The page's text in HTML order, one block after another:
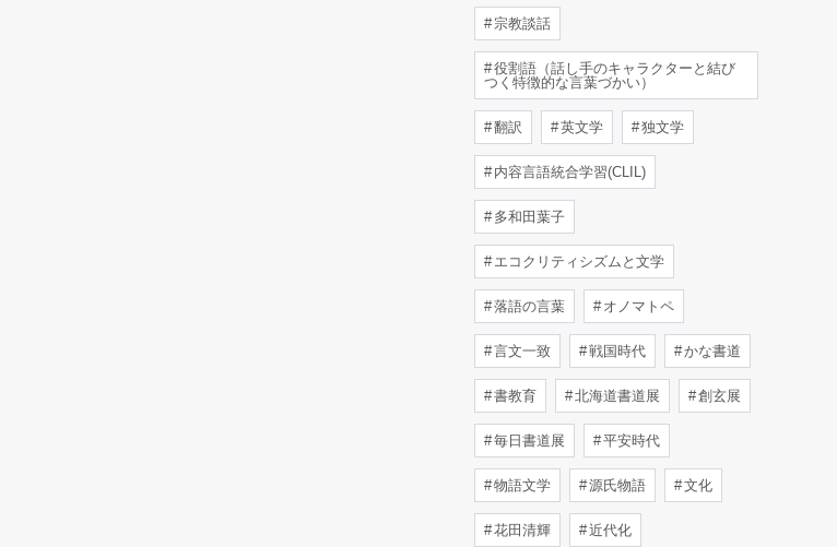
宗教談話
役割語（話し手のキャラクターと結び
つく特徴的な言葉づかい）
翻訳 英文学 独文学
内容言語統合学習(CLIL)
多和田葉子
エコクリティシズムと文学
落語の言葉 オノマトペ
言文一致 戦国時代 かな書道
書教育 北海道書道展 創玄展
毎日書道展 平安時代
物語文学 源氏物語 文化
花田清輝 近代化